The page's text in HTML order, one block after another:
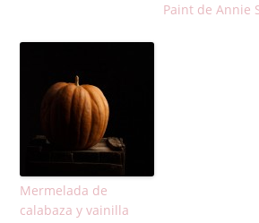
Paint de Annie
Mermelada de
calabaza y vainilla